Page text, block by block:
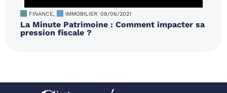
FINANCE, IMMOBILIER 08/06/2021
La Minute Patrimoine : Comment impacter sa
pression fiscale ?